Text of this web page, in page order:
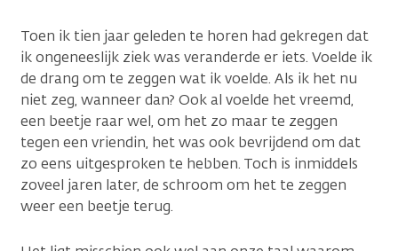
Toen ik tien jaar geleden te horen had gekregen dat
ik ongeneeslijk ziek was veranderde er iets. Voelde ik
de drang om te zeggen wat ik voelde. Als ik het nu
niet zeg, wanneer dan? Ook al voelde het vreemd,
een beetje raar wel, om het zo maar te zeggen
tegen een vriendin, het was ook bevrijdend om dat
zo eens uitgesproken te hebben. Toch is inmiddels
zoveel jaren later, de schroom om het te zeggen
weer een beetje terug.